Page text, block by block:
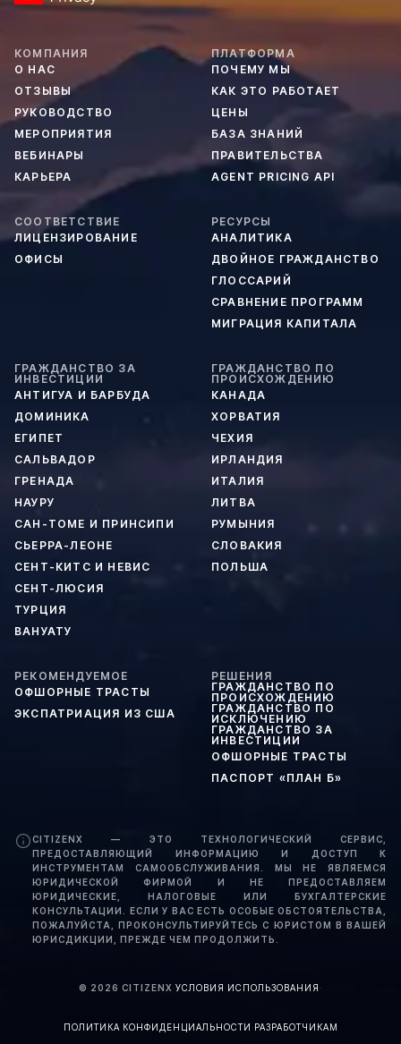
КОМПАНИЯ
О НАС
ОТЗЫВЫ
РУКОВОДСТВО
МЕРОПРИЯТИЯ
ВЕБИНАРЫ
КАРЬЕРА
ПЛАТФОРМА
ПОЧЕМУ МЫ
КАК ЭТО РАБОТАЕТ
ЦЕНЫ
БАЗА ЗНАНИЙ
ПРАВИТЕЛЬСТВА
AGENT PRICING API
СООТВЕТСТВИЕ
ЛИЦЕНЗИРОВАНИЕ
ОФИСЫ
РЕСУРСЫ
АНАЛИТИКА
ДВОЙНОЕ ГРАЖДАНСТВО
ГЛОССАРИЙ
СРАВНЕНИЕ ПРОГРАММ
МИГРАЦИЯ КАПИТАЛА
ГРАЖДАНСТВО ЗА
ИНВЕСТИЦИИ
АНТИГУА И БАРБУДА
ДОМИНИКА
ЕГИПЕТ
САЛЬВАДОР
ГРЕНАДА
НАУРУ
САН-ТОМЕ И ПРИНСИПИ
СЬЕРРА-ЛЕОНЕ
СЕНТ-КИТС И НЕВИС
СЕНТ-ЛЮСИЯ
ТУРЦИЯ
ВАНУАТУ
ГРАЖДАНСТВО ПО
ПРОИСХОЖДЕНИЮ
КАНАДА
ХОРВАТИЯ
ЧЕХИЯ
ИРЛАНДИЯ
ИТАЛИЯ
ЛИТВА
РУМЫНИЯ
СЛОВАКИЯ
ПОЛЬША
РЕКОМЕНДУЕМОЕ
ОФШОРНЫЕ ТРАСТЫ
ЭКСПАТРИАЦИЯ ИЗ США
РЕШЕНИЯ
ГРАЖДАНСТВО ПО
ПРОИСХОЖДЕНИЮ
ГРАЖДАНСТВО ПО
ИСКЛЮЧЕНИЮ
ГРАЖДАНСТВО ЗА
ИНВЕСТИЦИИ
ОФШОРНЫЕ ТРАСТЫ
ПАСПОРТ «ПЛАН Б»
CITIZENX — ЭТО ТЕХНОЛОГИЧЕСКИЙ СЕРВИС,
ПРЕДОСТАВЛЯЮЩИЙ ИНФОРМАЦИЮ И ДОСТУП К
ИНСТРУМЕНТАМ САМООБСЛУЖИВАНИЯ. МЫ НЕ ЯВЛЯЕМСЯ
ЮРИДИЧЕСКОЙ ФИРМОЙ И НЕ ПРЕДОСТАВЛЯЕМ
ЮРИДИЧЕСКИЕ, НАЛОГОВЫЕ ИЛИ БУХГАЛТЕРСКИЕ
КОНСУЛЬТАЦИИ. ЕСЛИ У ВАС ЕСТЬ ОСОБЫЕ ОБСТОЯТЕЛЬСТВА,
ПОЖАЛУЙСТА, ПРОКОНСУЛЬТИРУЙТЕСЬ С ЮРИСТОМ В ВАШЕЙ
ЮРИСДИКЦИИ, ПРЕЖДЕ ЧЕМ ПРОДОЛЖИТЬ.
© 2026 CITIZENX ·УСЛОВИЯ ИСПОЛЬЗОВАНИЯ ·
ПОЛИТИКА КОНФИДЕНЦИАЛЬНОСТИ ·РАЗРАБОТЧИКАМ